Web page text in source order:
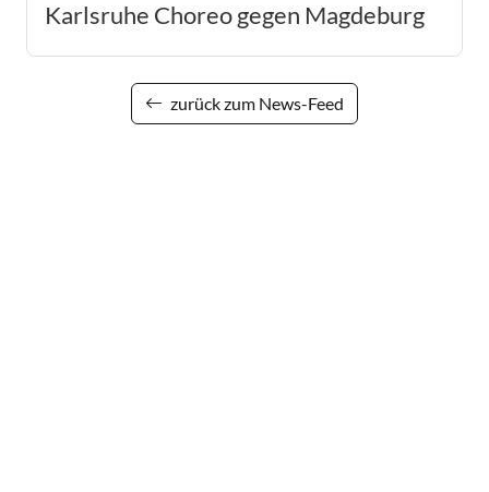
Karlsruhe Choreo gegen Magdeburg
zurück zum News-Feed